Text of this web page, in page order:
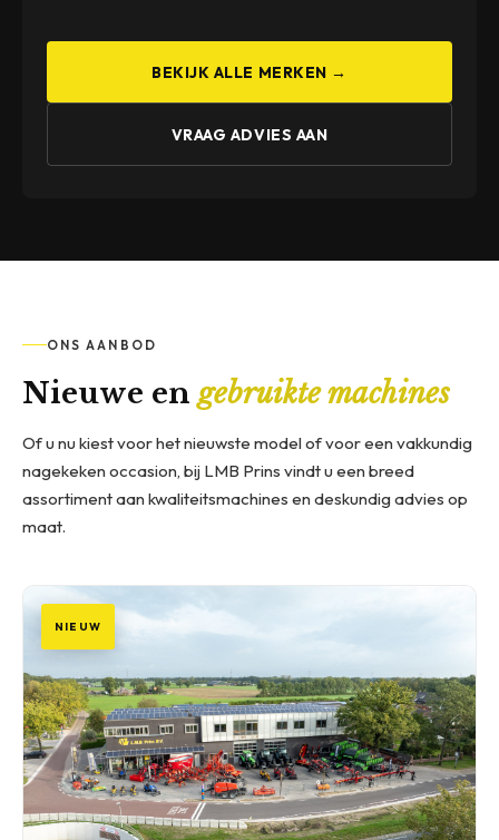
BEKIJK ALLE MERKEN →
VRAAG ADVIES AAN
ONS AANBOD
Nieuwe engebruikte machines
Of u nu kiest voor het nieuwste model of voor een vakkundig
nagekeken occasion, bij LMB Prins vindt u een breed
assortiment aan kwaliteitsmachines en deskundig advies op
maat.
NIEUW